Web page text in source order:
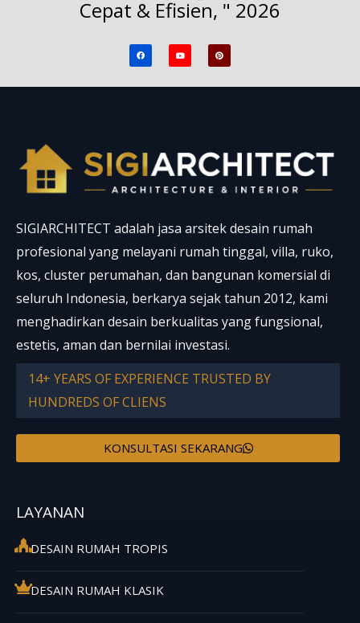
Cepat & Efisien, " 2026
F
a
c
o
Y
o
b
P
i
n
r
SIGIARCHITECT adalah jasa arsitek desain rumah
profesional yang melayani rumah tinggal, villa, ruko,
kos, cluster perumahan, dan bangunan komersial di
seluruh Indonesia, berkarya sejak tahun 2012, kami
menghadirkan desain berkualitas yang fungsional,
estetis, aman dan bernilai investasi.
14+ YEARS OF EXPERIENCE TRUSTED BY
HUNDREDS OF CLIENS
KONSULTASI SEKARANG
LAYANAN
DESAIN RUMAH TROPIS
DESAIN RUMAH KLASIK